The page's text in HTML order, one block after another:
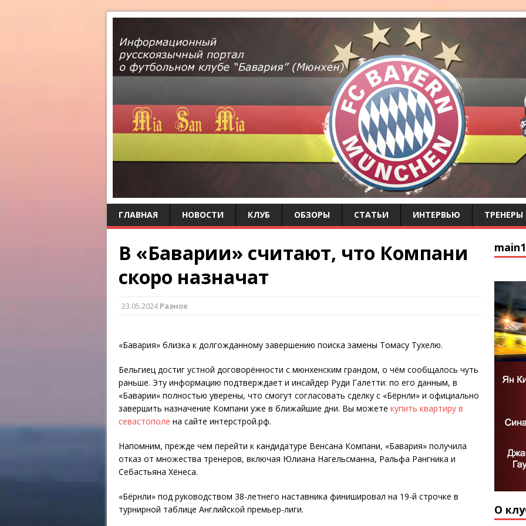
ГЛАВНАЯ НОВОСТИ КЛУБ ОБЗОРЫ СТАТЬИ ИНТЕРВЬЮ ТРЕНЕРЫ
В «Баварии» считают, что Компани
скоро назначат
23.05.2024Разное
«Бавария» близка к долгожданному завершению поиска замены Томасу Тухелю.
Бельгиец достиг устной договорённости с мюнхенским грандом, о чём сообщалось чуть
раньше. Эту информацию подтверждает и инсайдер Руди Галетти: по его данным, в
«Баварии» полностью уверены, что смогут согласовать сделку с «Бёрнли» и официально
завершить назначение Компани уже в ближайшие дни. Вы можете купить квартиру в
севастополе на сайте интерстрой.рф.
Напомним, прежде чем перейти к кандидатуре Венсана Компани, «Бавария» получила
отказ от множества тренеров, включая Юлиана Нагельсманна, Ральфа Рангника и
Себастьяна Хёнеса.
«Бёрнли» под руководством 38-летнего наставника финишировал на 19-й строчке в
турнирной таблице Английской премьер-лиги.
main1
О